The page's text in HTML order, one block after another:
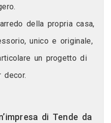
della propria casa,
unico e originale,
un progetto di
decor.
di Tende da